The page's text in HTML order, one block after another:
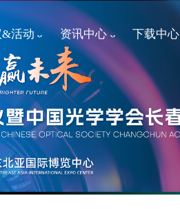
活动 资讯中心 下载中心